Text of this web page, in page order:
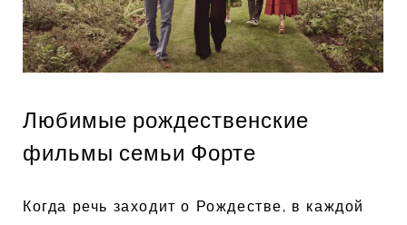
Любимые рождественские
фильмы семьи Форте
Когда речь заходит о Рождестве, в каждой